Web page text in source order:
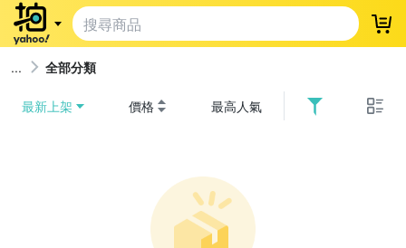
登
全部分類
最新上架 價格 最高人氣